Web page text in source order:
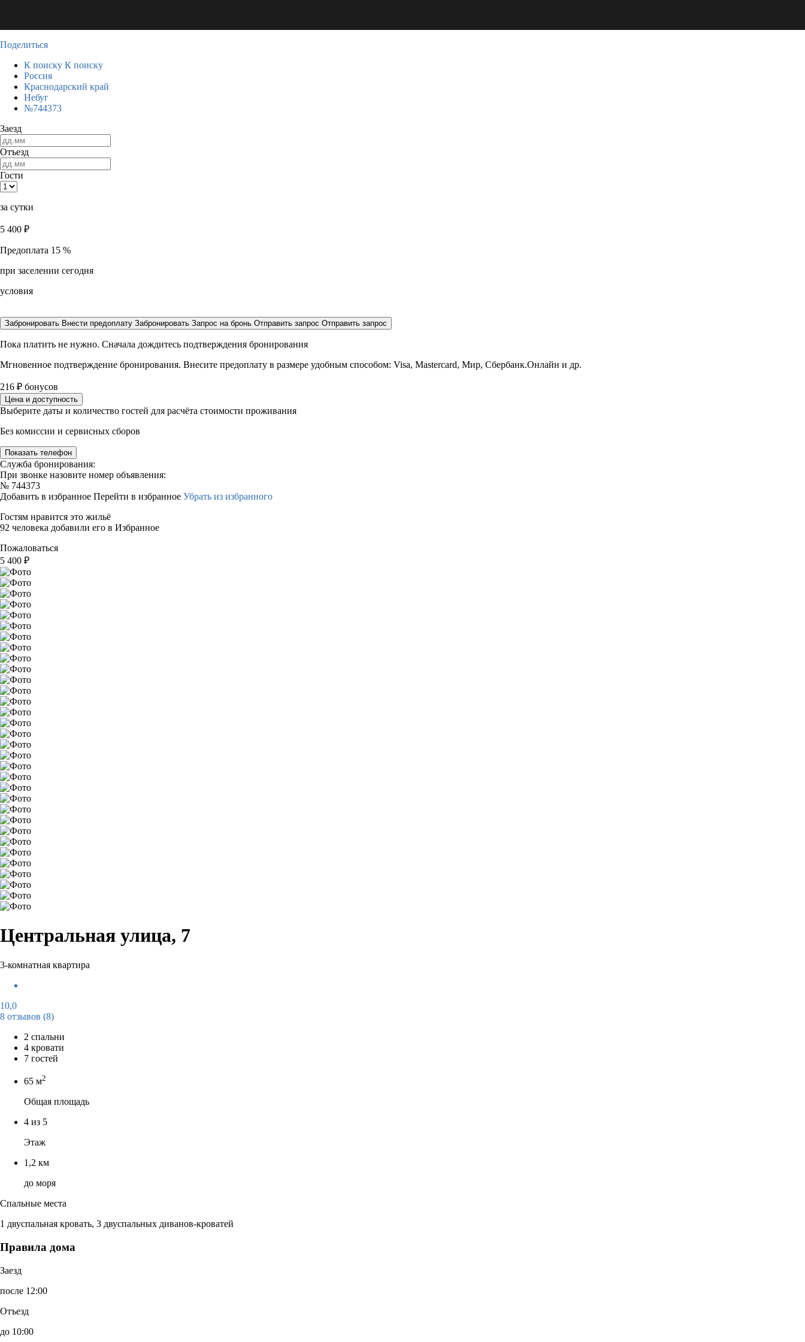
Поделиться
К поиску К поиску
Россия
Краснодарский край
Небуг
№744373
Заезд
Отъезд
Гости
за сутки
5 400 ₽
Предоплата 15 %
при заселении сегодня
условия
Забронировать Внести предоплату Забронировать Запрос на бронь Отправить запрос Отправить запрос
Пока платить не нужно. Сначала дождитесь подтверждения бронирования
Мгновенное подтверждение бронирования. Внесите предоплату в размере удобным способом: Visa, Mastercard, Мир, Сбербанк.Онлайн и др.
216 ₽ бонусов
Цена и доступность
Выберите даты и количество гостей для расчёта стоимости проживания
Без комиссии и сервисных сборов
Показать телефон
Служба бронирования:
При звонке назовите номер объявления:
№ 744373
Добавить в избранное Перейти в избранное Убрать из избранного
Гостям нравится это жильё
92 человека добавили его в Избранное
Пожаловаться
5 400 ₽
Центральная улица, 7
3-комнатная квартира
10,0
8 отзывов (8)
2 спальни
4 кровати
7 гостей
65 м2
Общая площадь
4 из 5
Этаж
1,2 км
до моря
Спальные места
1 двуспальная кровать, 3 двуспальных диванов-кроватей
Правила дома
Заезд
после 12:00
Отъезд
до 10:00